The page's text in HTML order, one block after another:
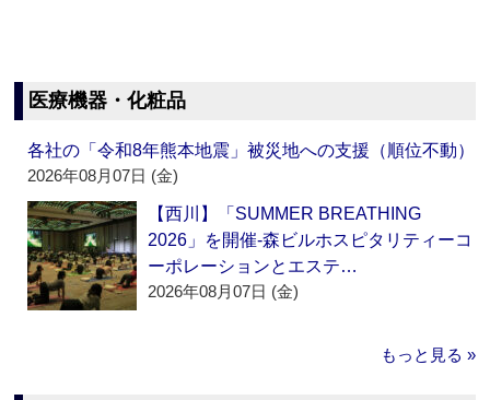
医療機器・化粧品
各社の「令和8年熊本地震」被災地への支援（順位不動）
2026年08月07日 (金)
【西川】「SUMMER BREATHING
2026」を開催‐森ビルホスピタリティーコ
ーポレーションとエステ…
2026年08月07日 (金)
もっと見る »